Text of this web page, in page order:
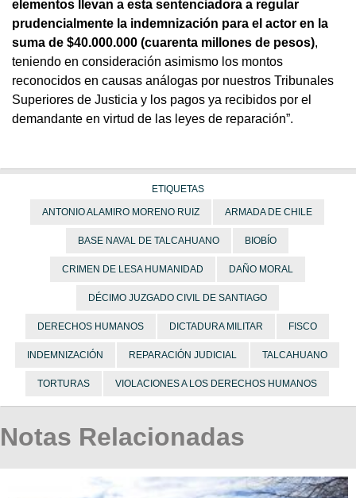
elementos llevan a esta sentenciadora a regular
prudencialmente la indemnización para el actor en la
suma de $40.000.000 (cuarenta millones de pesos),
teniendo en consideración asimismo los montos
reconocidos en causas análogas por nuestros Tribunales
Superiores de Justicia y los pagos ya recibidos por el
demandante en virtud de las leyes de reparación”.
ETIQUETAS
ANTONIO ALAMIRO MORENO RUIZ ARMADA DE CHILE
BASE NAVAL DE TALCAHUANO BIOBÍO
CRIMEN DE LESA HUMANIDAD DAÑO MORAL
DÉCIMO JUZGADO CIVIL DE SANTIAGO
DERECHOS HUMANOS DICTADURA MILITAR FISCO
INDEMNIZACIÓN REPARACIÓN JUDICIAL TALCAHUANO
TORTURAS VIOLACIONES A LOS DERECHOS HUMANOS
Notas Relacionadas